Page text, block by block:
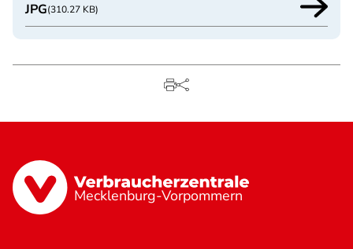
JPG(310.27 KB)
Mecklenburg-Vorpommern